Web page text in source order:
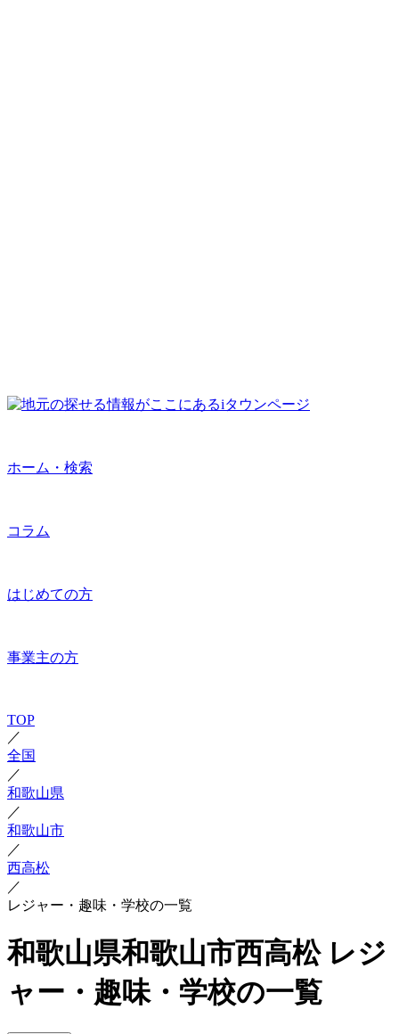
ホーム・検索
コラム
はじめての方
事業主の方
TOP
／
全国
／
和歌山県
／
和歌山市
／
西高松
／
レジャー・趣味・学校の一覧
和歌山県和歌山市西高松 レジ
ャー・趣味・学校の一覧